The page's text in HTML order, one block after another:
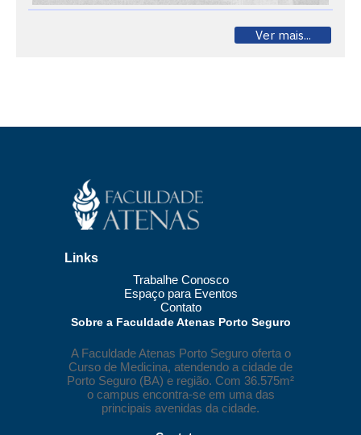
Ver mais...
Links
Trabalhe Conosco
Espaço para Eventos
Contato
Sobre a Faculdade Atenas Porto Seguro
A Faculdade Atenas Porto Seguro oferta o
Curso de Medicina, atendendo a cidade de
Porto Seguro (BA) e região. Com 36.575m²
o campus encontra-se em uma das
principais avenidas da cidade.